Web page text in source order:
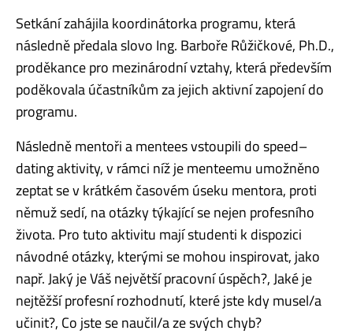
Setkání zahájila koordinátorka programu, která
následně předala slovo Ing. Barboře Růžičkové, Ph.D.,
proděkance pro mezinárodní vztahy, která především
poděkovala účastníkům za jejich aktivní zapojení do
programu.
Následně mentoři a menteesvstoupili dospeed–
dating aktivity, v rámci níž je menteemu umožněno
zeptat se v krátkém časovém úseku mentora, proti
němuž sedí, na otázky týkající se nejen profesního
života. Pro tuto aktivitu mají studenti k dispozici
návodné otázky, kterými se mohou inspirovat, jako
např.Jaký je Váš největší pracovní úspěch?, Jaké je
nejtěžší profesní rozhodnutí, které jste kdy musel/a
učinit?, Co jste se naučil/a ze svých chyb?